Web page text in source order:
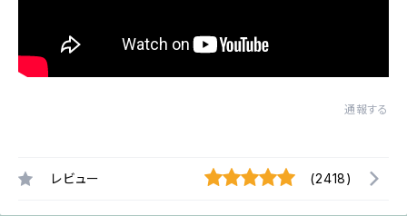
通報する
レビュー (2418)